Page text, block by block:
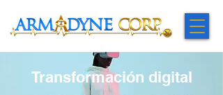
Transformación digital